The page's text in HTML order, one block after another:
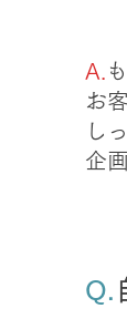
A.
お
し
企
​Q.